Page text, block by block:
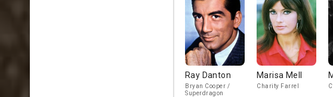
Ray Danton
Bryan Cooper /
Superdragon
Marisa Mell
Charity Farrel